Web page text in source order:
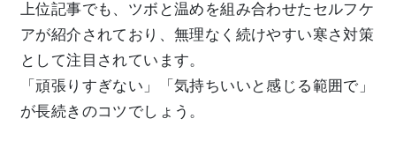
上位記事でも、ツボと温めを組み合わせたセルフケ
アが紹介されており、無理なく続けやすい寒さ対策
として注目されています。
「頑張りすぎない」「気持ちいいと感じる範囲で」
が長続きのコツでしょう。